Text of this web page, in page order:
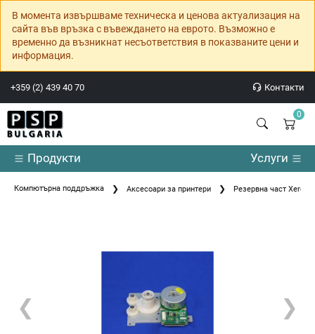
В момента извършваме техническа и ценова актуализация на
сайта във връзка с въвеждането на еврото. Възможно е
временно да възникнат несъответствия в показваните цени и
информация.
+359 (2) 439 40 70 Контакти
0
Продукти Услуги
Компютърна поддръжка Аксесоари за принтери Резервна част Xerox
❮ ❯